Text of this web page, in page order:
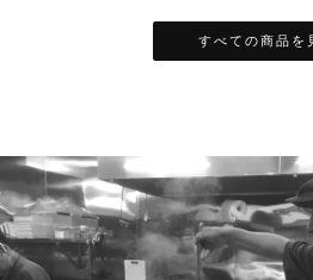
すべての商品を